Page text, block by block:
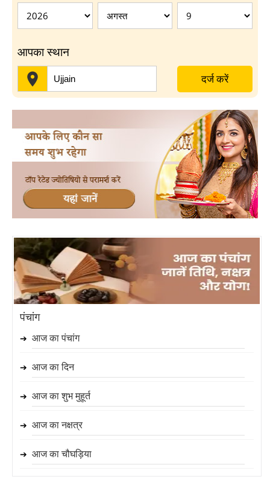
आपका स्थान
दर्ज करें
पंचांग
➔ आज का पंचांग
➔ आज का दिन
➔ आज का शुभ मुहूर्त
➔ आज का नक्षत्र
➔ आज का चौघड़िया